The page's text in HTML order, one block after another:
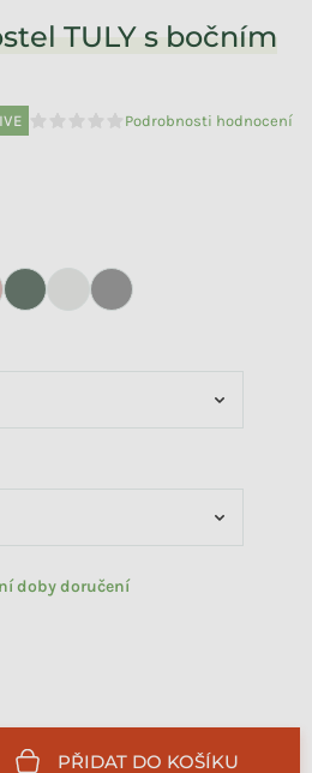
TULY s bočním
Průměrné hodnocení produktu
Podrobnosti hodnocení
doby doručení
PŘIDAT DO KOŠÍKU